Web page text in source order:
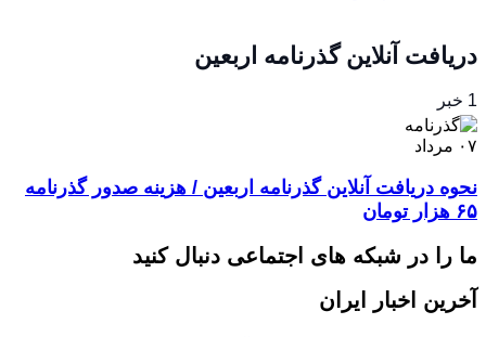
دریافت آنلاین گذرنامه اربعین
1 خبر
۰۷ مرداد
نحوه دریافت آنلاین گذرنامه اربعین / هزینه صدور گذرنامه
۶۵ هزار تومان
ما را در شبکه های اجتماعی دنبال کنید
آخرین اخبار ایران